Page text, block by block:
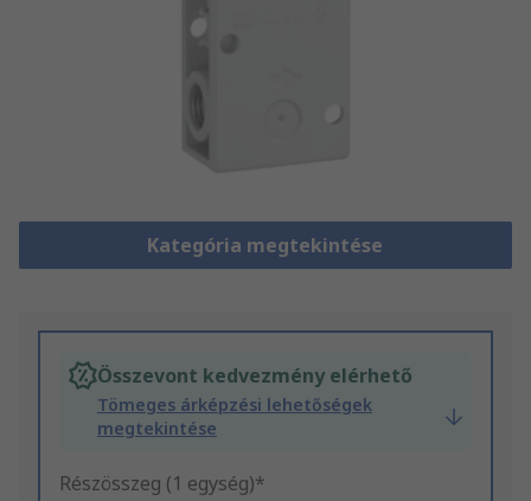
Kategória megtekintése
Összevont kedvezmény elérhető
Tömeges árképzési lehetőségek
megtekintése
Részösszeg (1 egység)*